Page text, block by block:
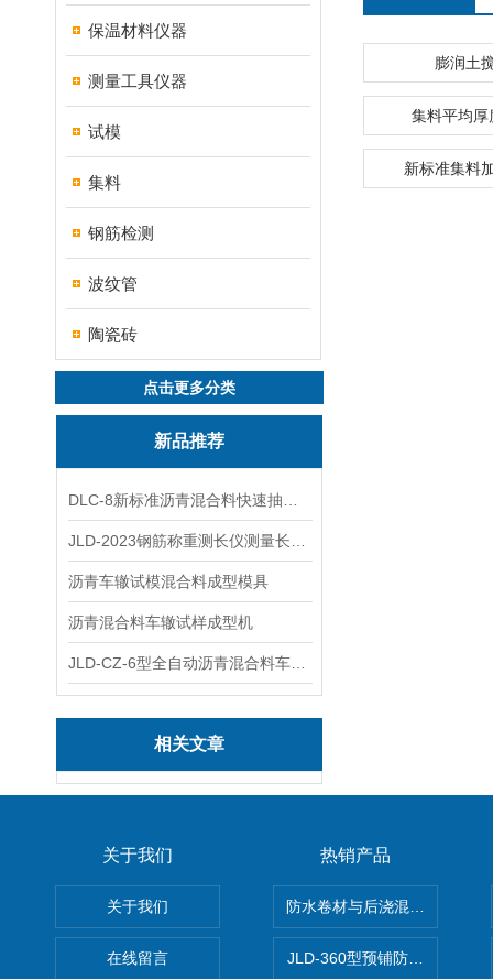
保温材料仪器
测量工具仪器
试模
集料
钢筋检测
波纹管
陶瓷砖
点击更多分类
新品推荐
沥青车辙试模混合料成型模具
沥青混合料车辙试样成型机
相关文章
膨润土
集料平均厚
新标准集料
关于我们
关于我们
在线留言
热销产品
防水卷材与后浇混凝土剥离强
JLD-360型预铺防水卷材抗冲